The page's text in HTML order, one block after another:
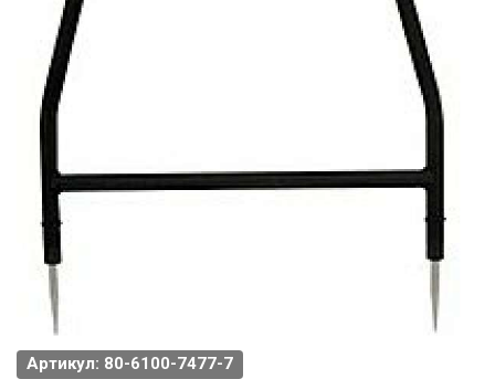
Артикул: 80-6100-7477-7